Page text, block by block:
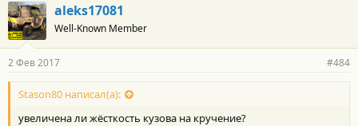
aleks17081
Well-Known Member
2 Фев 2017 #484
Stason80 написал(а):
увеличена ли жёсткость кузова на кручение?